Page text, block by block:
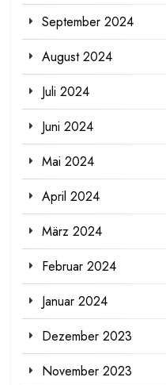
September 2024
August 2024
Juli 2024
Juni 2024
Mai 2024
April 2024
März 2024
Februar 2024
Januar 2024
Dezember 2023
November 2023